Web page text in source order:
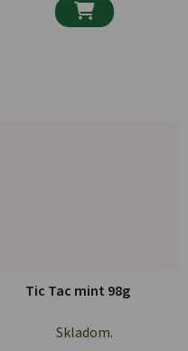

Tic Tac mint 98g
Skladom.